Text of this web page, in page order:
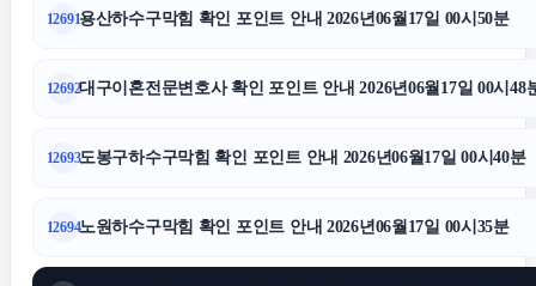
용인흥신소
협의이혼
수원형사변호사
12691용산하수구막힘 확인 포인트 안내 2026년06월17일 00시50분
12692대구이혼전문변호사 확인 포인트 안내 2026년06월17일 00시48
12693도봉구하수구막힘 확인 포인트 안내 2026년06월17일 00시40분
12694노원하수구막힘 확인 포인트 안내 2026년06월17일 00시35분